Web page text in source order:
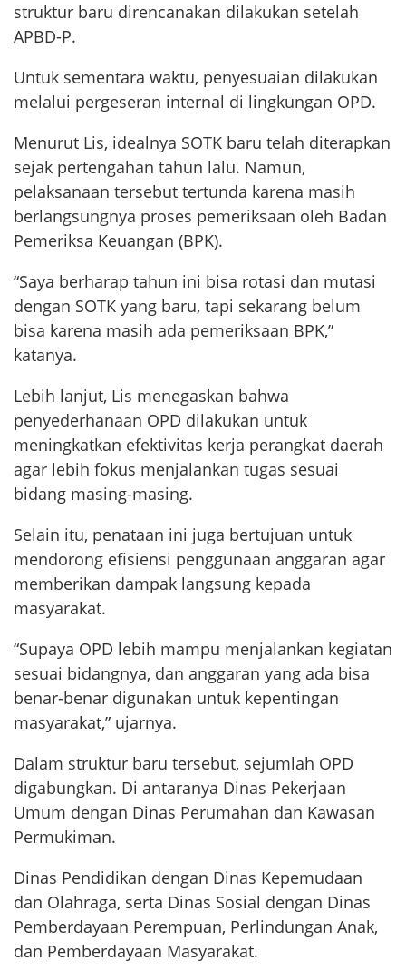
struktur baru direncanakan dilakukan setelah
APBD-P.
Untuk sementara waktu, penyesuaian dilakukan
melalui pergeseran internal di lingkungan OPD.
Menurut Lis, idealnya SOTK baru telah diterapkan
sejak pertengahan tahun lalu. Namun,
pelaksanaan tersebut tertunda karena masih
berlangsungnya proses pemeriksaan oleh Badan
Pemeriksa Keuangan (BPK).
“Saya berharap tahun ini bisa rotasi dan mutasi
dengan SOTK yang baru, tapi sekarang belum
bisa karena masih ada pemeriksaan BPK,”
katanya.
Lebih lanjut, Lis menegaskan bahwa
penyederhanaan OPD dilakukan untuk
meningkatkan efektivitas kerja perangkat daerah
agar lebih fokus menjalankan tugas sesuai
bidang masing-masing.
Selain itu, penataan ini juga bertujuan untuk
mendorong efisiensi penggunaan anggaran agar
memberikan dampak langsung kepada
masyarakat.
“Supaya OPD lebih mampu menjalankan kegiatan
sesuai bidangnya, dan anggaran yang ada bisa
benar-benar digunakan untuk kepentingan
masyarakat,” ujarnya.
Dalam struktur baru tersebut, sejumlah OPD
digabungkan. Di antaranya Dinas Pekerjaan
Umum dengan Dinas Perumahan dan Kawasan
Permukiman.
Dinas Pendidikan dengan Dinas Kepemudaan
dan Olahraga, serta Dinas Sosial dengan Dinas
Pemberdayaan Perempuan, Perlindungan Anak,
dan Pemberdayaan Masyarakat.